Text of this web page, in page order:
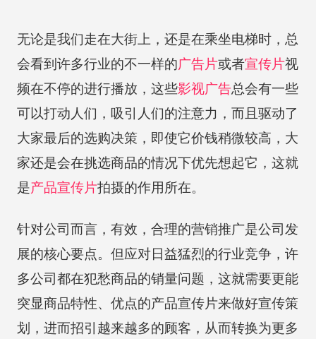
无论是我们走在大街上，还是在乘坐电梯时，总
会看到许多行业的不一样的广告片或者宣传片视
频在不停的进行播放，这些影视广告总会有一些
可以打动人们，吸引人们的注意力，而且驱动了
大家最后的选购决策，即使它价钱稍微较高，大
家还是会在挑选商品的情况下优先想起它，这就
是产品宣传片拍摄的作用所在。
针对公司而言，有效，合理的营销推广是公司发
展的核心要点。但应对日益猛烈的行业竞争，许
多公司都在犯愁商品的销量问题，这就需要更能
突显商品特性、优点的产品宣传片来做好宣传策
划，进而招引越来越多的顾客，从而转换为更多